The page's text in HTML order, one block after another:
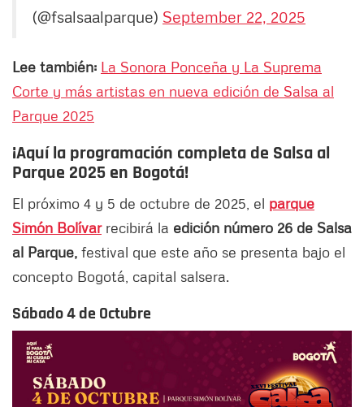
(@fsalsaalparque) September 22, 2025
Lee también: La Sonora Ponceña y La Suprema
Corte y más artistas en nueva edición de Salsa al
Parque 2025
¡Aquí la programación completa de Salsa al
Parque 2025 en Bogotá!
El próximo 4 y 5 de octubre de 2025, el parque
Simón Bolívarrecibirá la edición número 26 de Salsa
al Parque, festival que este año se presenta bajo el
concepto Bogotá, capital salsera.
Sábado 4 de Octubre